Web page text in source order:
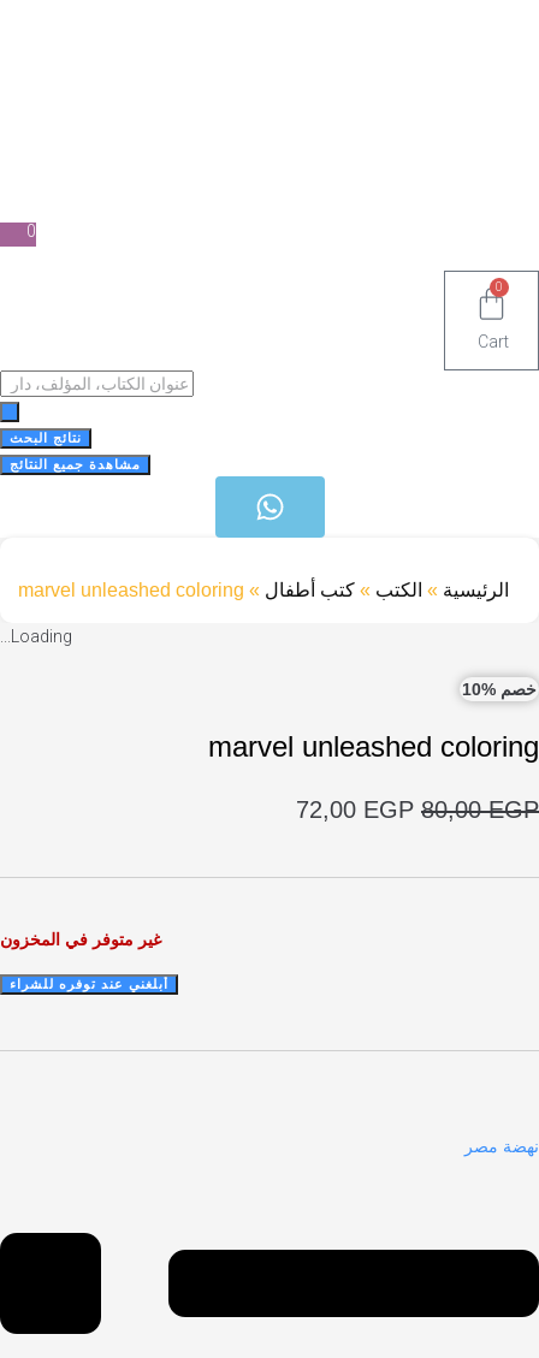
Search
نتائج البحث
مشاهدة جميع النتائج
»الكتب»كتب أطفال»
marvel unleashed coloring
Loading...
marvel unleashed
80,00 السعر
هو:
72,00EGP
السعر
هو:
غير متوفر في المخزون
مصر